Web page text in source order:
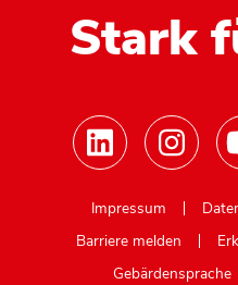
Stark
Impressum
Barriere melden
Gebärdensprache